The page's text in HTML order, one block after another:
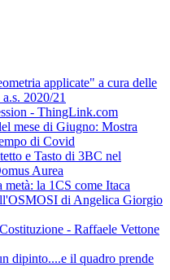
applicate" a cura delle
2020/21
- ThingLink.com
mese di Giugno: Mostra
di Covid
e Tasto di 3BC nel
Aurea
la 1CS come Itaca
di Angelica Giorgio
- Raffaele Vettone
dipinto....e il quadro prende